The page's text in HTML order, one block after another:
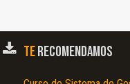
TERECOMENDAMOS